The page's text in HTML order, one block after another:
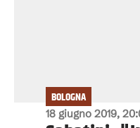
18 giugno 2019,
BOLOGNA